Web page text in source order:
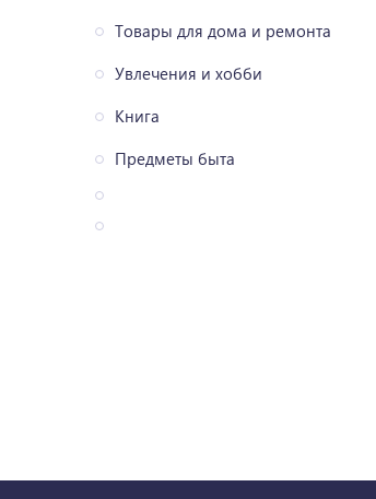
Товары для дома и ремонта
Увлечения и хобби
Книга
Предметы быта